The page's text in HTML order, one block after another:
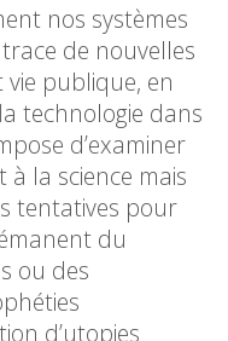
nos systèmes
de nouvelles
publique, en
technologie dans
d’examiner
la science mais
tentatives pour
du
ou des
d’utopies